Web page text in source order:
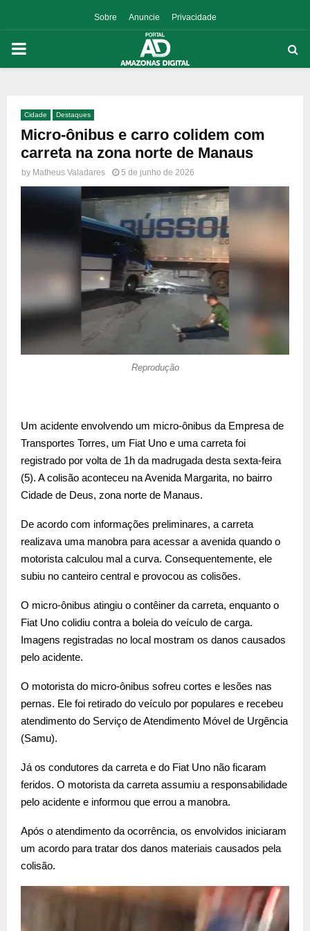
Sobre Anuncie Privacidade
PRIMARY
Cidade Destaques
Micro-ônibus e carro colidem com
carreta na zona norte de Manaus
by Matheus Valadares 5 de junho de 2026
Reprodução
Um acidente envolvendo um micro-ônibus da Empresa de
Transportes Torres, um Fiat Uno e uma carreta foi
registrado por volta de 1h da madrugada desta sexta-feira
(5). A colisão aconteceu na Avenida Margarita, no bairro
Cidade de Deus, zona norte de Manaus.
De acordo com informações preliminares, a carreta
realizava uma manobra para acessar a avenida quando o
motorista calculou mal a curva. Consequentemente, ele
subiu no canteiro central e provocou as colisões.
O micro-ônibus atingiu o contêiner da carreta, enquanto o
Fiat Uno colidiu contra a boleia do veículo de carga.
Imagens registradas no local mostram os danos causados
pelo acidente.
O motorista do micro-ônibus sofreu cortes e lesões nas
pernas. Ele foi retirado do veículo por populares e recebeu
atendimento do Serviço de Atendimento Móvel de Urgência
(Samu).
Já os condutores da carreta e do Fiat Uno não ficaram
feridos. O motorista da carreta assumiu a responsabilidade
pelo acidente e informou que errou a manobra.
Após o atendimento da ocorrência, os envolvidos iniciaram
um acordo para tratar dos danos materiais causados pela
colisão.